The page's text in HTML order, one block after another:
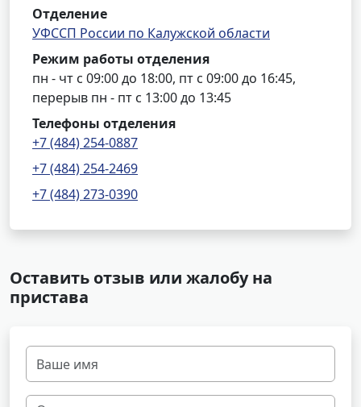
Отделение
УФССП России по Калужской области
Режим работы отделения
пн - чт с 09:00 до 18:00, пт с 09:00 до 16:45,
перерыв пн - пт с 13:00 до 13:45
Телефоны отделения
+7 (484) 254-0887
+7 (484) 254-2469
+7 (484) 273-0390
Оставить отзыв или жалобу на
пристава